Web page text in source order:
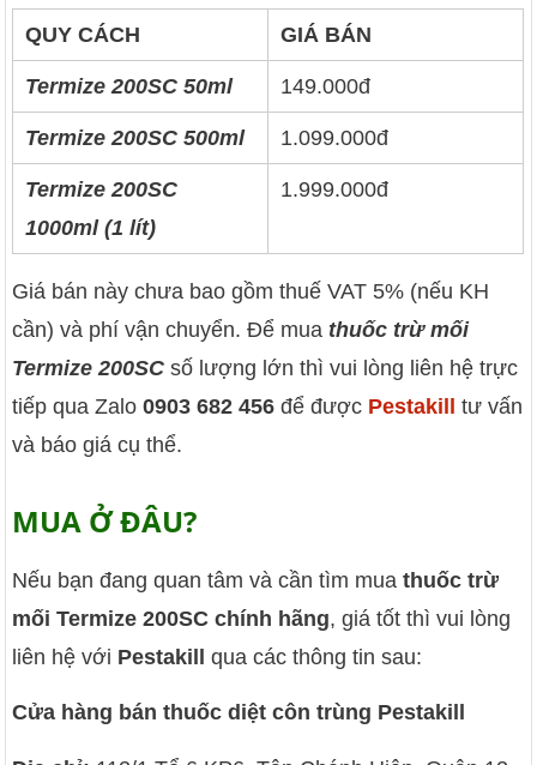
QUY CÁCH GIÁ BÁN
Termize 200SC 50ml 149.000đ
Termize 200SC 500ml 1.099.000đ
Termize 200SC
1000ml (1 lít)
1.999.000đ
Giá bán này chưa bao gồm thuế VAT 5% (nếu KH
cần) và phí vận chuyển. Để muathuốc trừ mối
Termize 200SC số lượng lớn thì vui lòng liên hệ trực
tiếp qua Zalo0903 682 456 để được Pestakill
tư vấn
và báo giá cụ thể.
MUA Ở ĐÂU?
Nếu bạn đang quan tâm và cần tìm muathuốc trừ
mối Termize 200SC chính hãng, giá tốt thì vui lòng
liên hệ với Pestakill qua các thông tin sau:
Cửa hàng bán thuốc diệt côn trùng Pestakill